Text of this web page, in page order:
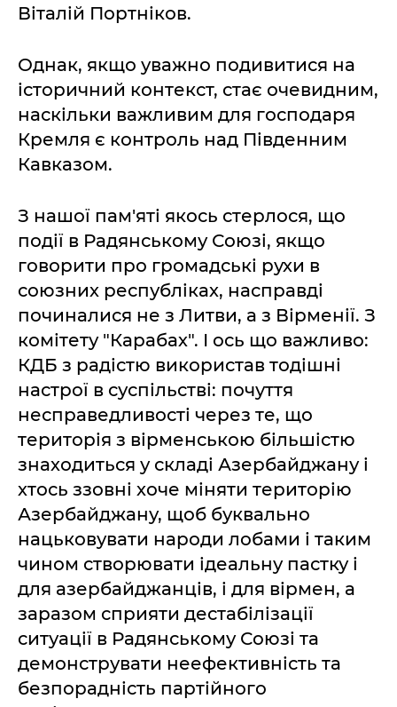
Віталій Портніков.
Однак, якщо уважно подивитися на
історичний контекст, стає очевидним,
наскільки важливим для господаря
Кремля є контроль над Південним
Кавказом.
З нашої пам'яті якось стерлося, що
події в Радянському Союзі, якщо
говорити про громадські рухи в
союзних республіках, насправді
починалися не з Литви, а з Вірменії. З
комітету "Карабах". І ось що важливо:
КДБ з радістю використав тодішні
настрої в суспільстві: почуття
несправедливості через те, що
територія з вірменською більшістю
знаходиться у складі Азербайджану і
хтось ззовні хоче міняти територію
Азербайджану, щоб буквально
нацьковувати народи лобами і таким
чином створювати ідеальну пастку і
для азербайджанців, і для вірмен, а
заразом сприяти дестабілізації
ситуації в Радянському Союзі та
демонструвати неефективність та
безпорадність партійного